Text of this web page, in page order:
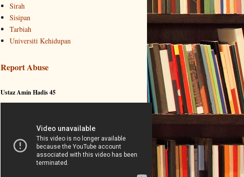
Sirah
Sisipan
Tarbiah
Universiti Kehidupan
Report Abuse
Ustaz Amin Hadis 45